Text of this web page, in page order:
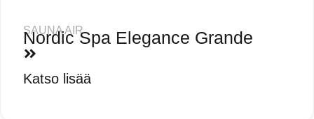
SAUNA AIR
Nordic Spa Elegance Grande
Katso lisää